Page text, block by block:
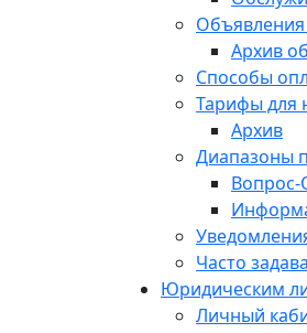
Объявления
Архив
Способы
Тарифы для
Архив
Диапазоны
Вопрос-
Часто
Юридическим
Личный